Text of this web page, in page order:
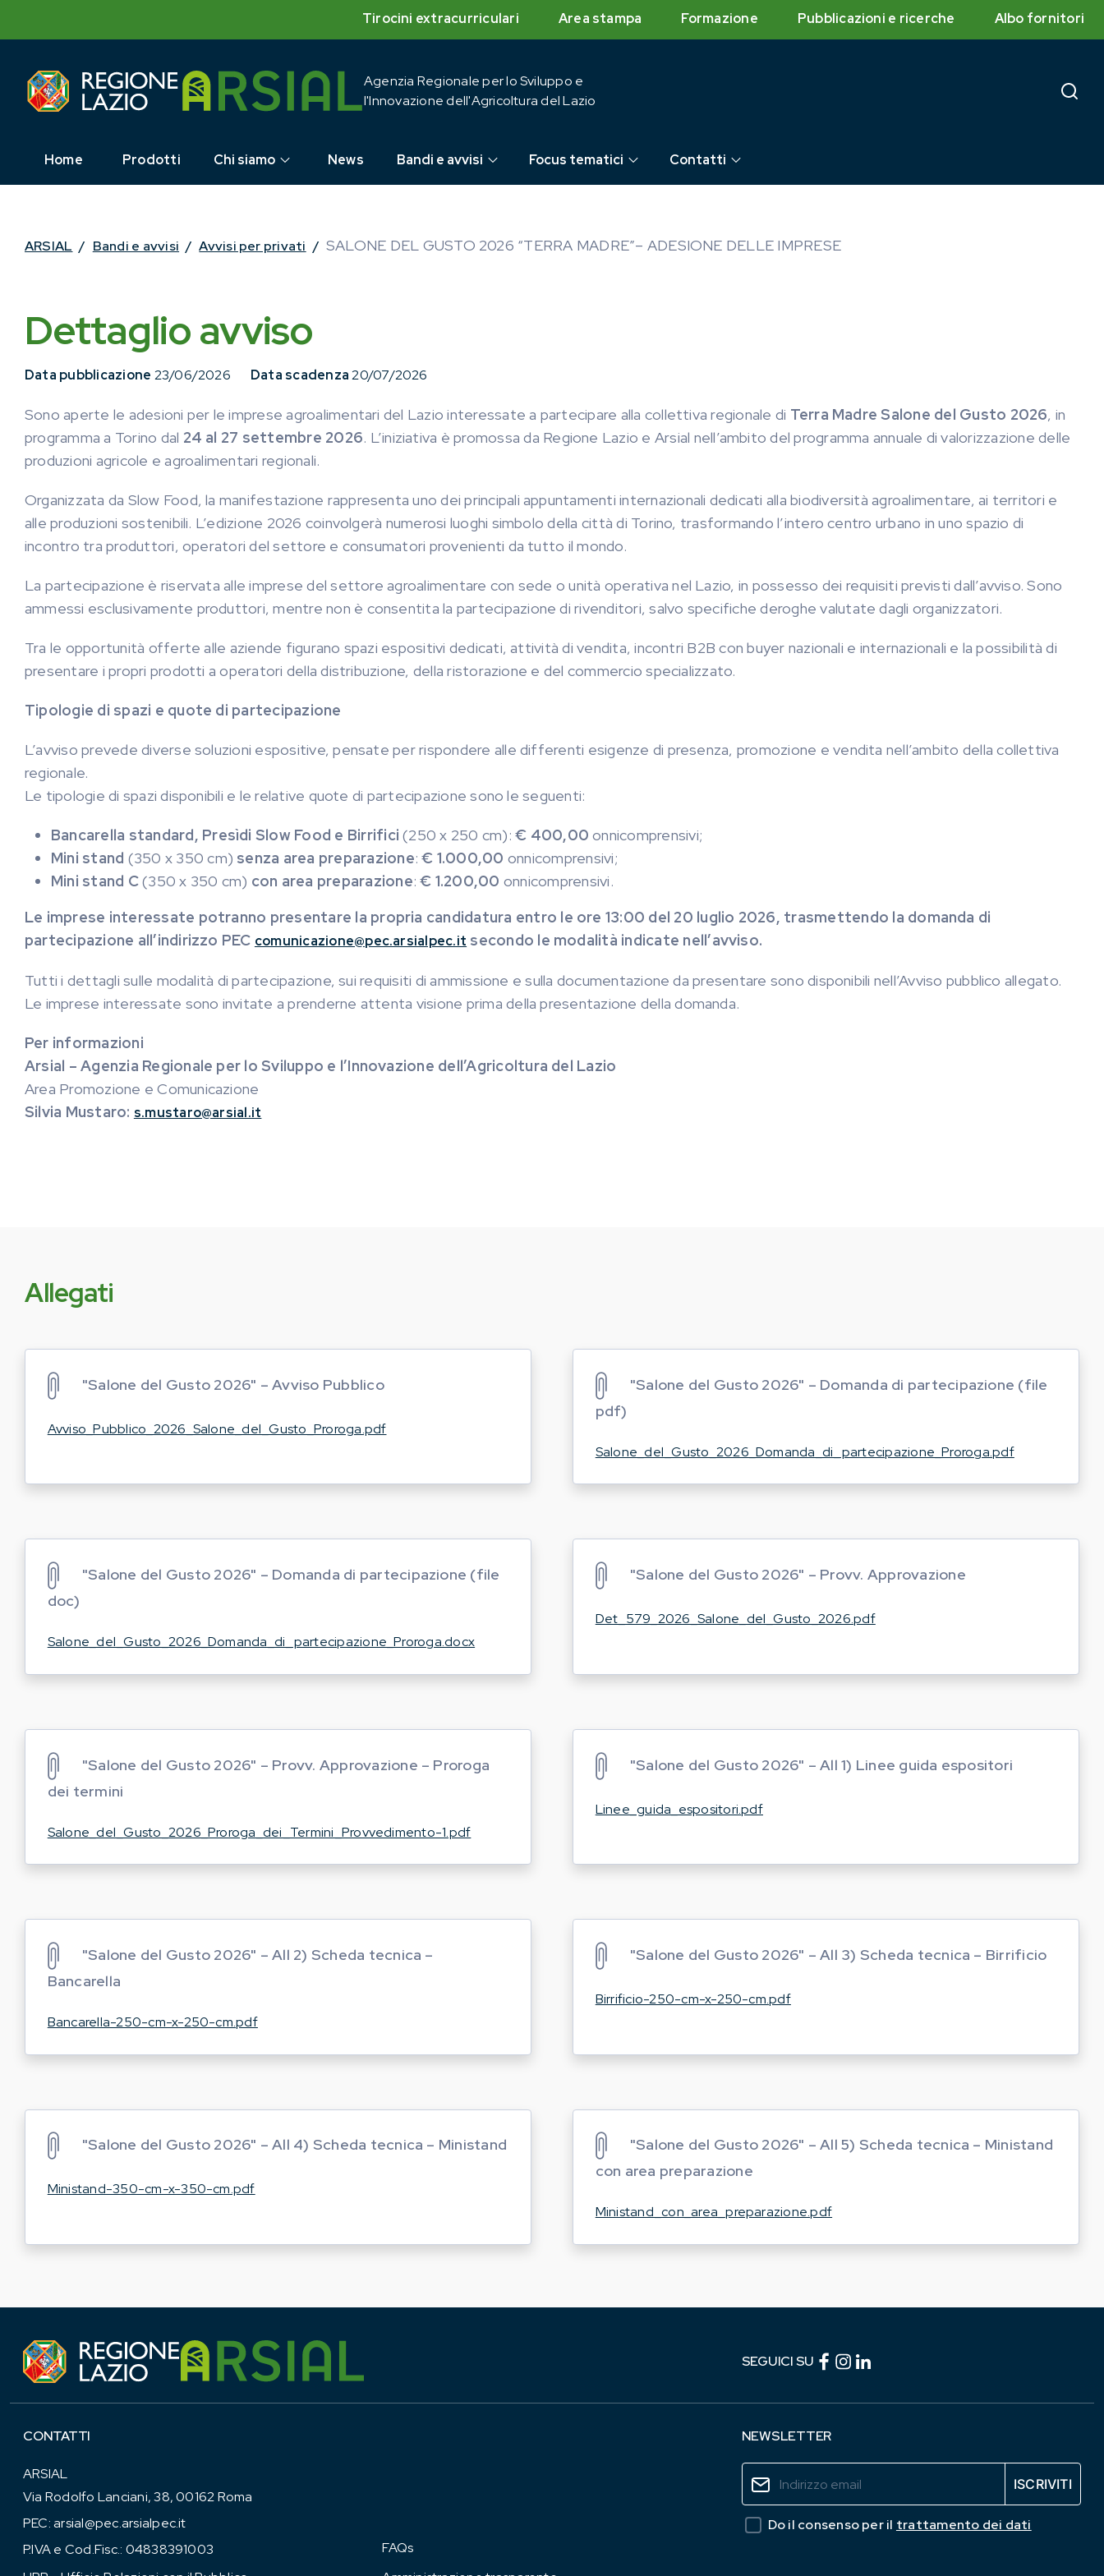
Tirocini extracurriculari Area stampa Formazione Pubblicazioni e ricerche Albo fornitori
Agenzia Regionale per lo Sviluppo e
l'Innovazione dell'Agricoltura del Lazio
Home Prodotti Chi siamo News Bandi e avvisi Focus tematici Contatti
ARSIAL / Bandi e avvisi / Avvisi per privati / SALONE DEL GUSTO 2026 “TERRA MADRE”– ADESIONE DELLE IMPRESE
Dettaglio avviso
Data pubblicazione 23/06/2026 Data scadenza20/07/2026
Sono aperte le adesioni per le imprese agroalimentari del Lazio interessate a partecipare alla collettiva regionale di Terra Madre Salone del Gusto 2026, in
programma a Torino dal 24 al 27 settembre 2026. L’iniziativa è promossa da Regione Lazio e Arsial nell’ambito del programma annuale di valorizzazione delle
produzioni agricole e agroalimentari regionali.
Organizzata da Slow Food, la manifestazione rappresenta uno dei principali appuntamenti internazionali dedicati alla biodiversità agroalimentare, ai territori e
alle produzioni sostenibili. L’edizione 2026 coinvolgerà numerosi luoghi simbolo della città di Torino, trasformando l’intero centro urbano in uno spazio di
incontro tra produttori, operatori del settore e consumatori provenienti da tutto il mondo.
La partecipazione è riservata alle imprese del settore agroalimentare con sede o unità operativa nel Lazio, in possesso dei requisiti previsti dall’avviso. Sono
ammessi esclusivamente produttori, mentre non è consentita la partecipazione di rivenditori, salvo specifiche deroghe valutate dagli organizzatori.
Tra le opportunità offerte alle aziende figurano spazi espositivi dedicati, attività di vendita, incontri B2B con buyer nazionali e internazionali e la possibilità di
presentare i propri prodotti a operatori della distribuzione, della ristorazione e del commercio specializzato.
Tipologie di spazi e quote di partecipazione
L’avviso prevede diverse soluzioni espositive, pensate per rispondere alle differenti esigenze di presenza, promozione e vendita nell’ambito della collettiva
regionale.
Le tipologie di spazi disponibili e le relative quote di partecipazione sono le seguenti:
Bancarella standard, Presìdi Slow Food e Birrifici (250 x 250 cm):€ 400,00 onnicomprensivi;
Mini stand (350 x 350 cm) senza area preparazione:€ 1.000,00 onnicomprensivi;
Mini stand C(350 x 350 cm) con area preparazione:€ 1.200,00 onnicomprensivi.
Le imprese interessate potranno presentare la propria candidatura entro le ore 13:00 del 20 luglio 2026, trasmettendo la domanda di
partecipazione all’indirizzo PEC comunicazione@pec.arsialpec.it secondo le modalità indicate nell’avviso.
Tutti i dettagli sulle modalità di partecipazione, sui requisiti di ammissione e sulla documentazione da presentare sono disponibili nell’Avviso pubblico allegato.
Le imprese interessate sono invitate a prenderne attenta visione prima della presentazione della domanda.
Per informazioni
Arsial – Agenzia Regionale per lo Sviluppo e l’Innovazione dell’Agricoltura del Lazio
Area Promozione e Comunicazione
Silvia Mustaro: s.mustaro@arsial.it
Allegati
"Salone del Gusto 2026" – Avviso Pubblico
Avviso_Pubblico_2026_Salone_del_Gusto_Proroga.pdf
"Salone del Gusto 2026" – Domanda di partecipazione (file
pdf)
Salone_del_Gusto_2026_Domanda_di_partecipazione_Proroga.pdf
"Salone del Gusto 2026" – Domanda di partecipazione (file
doc)
Salone_del_Gusto_2026_Domanda_di_partecipazione_Proroga.docx
"Salone del Gusto 2026" – Provv. Approvazione
Det_579_2026_Salone_del_Gusto_2026.pdf
"Salone del Gusto 2026" – Provv. Approvazione – Proroga
dei termini
Salone_del_Gusto_2026_Proroga_dei_Termini_Provvedimento-1.pdf
"Salone del Gusto 2026" – All 1) Linee guida espositori
Linee_guida_espositori.pdf
"Salone del Gusto 2026" – All 2) Scheda tecnica –
Bancarella
Bancarella-250-cm-x-250-cm.pdf
"Salone del Gusto 2026" – All 3) Scheda tecnica – Birrificio
Birrificio-250-cm-x-250-cm.pdf
"Salone del Gusto 2026" – All 4) Scheda tecnica – Ministand
Ministand-350-cm-x-350-cm.pdf
"Salone del Gusto 2026" – All 5) Scheda tecnica – Ministand
con area preparazione
Ministand_con_area_preparazione.pdf
SEGUICI SU Facebook (link esterno)
Instagram (link esterno)
CONTATTI
ARSIAL
Via Rodolfo Lanciani, 38, 00162 Roma
PEC:arsial@pec.arsialpec.it
P.IVA e Cod.Fisc.: 04838391003
FAQs
NEWSLETTER
Do il consenso per il trattamento dei dati